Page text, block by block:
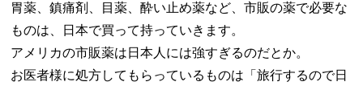
胃薬、鎮痛剤、目薬、酔い止め薬など、市販の薬で必要な
ものは、日本で買って持っていきます。
アメリカの市販薬は日本人には強すぎるのだとか。
お医者様に処方してもらっているものは「旅行するので日